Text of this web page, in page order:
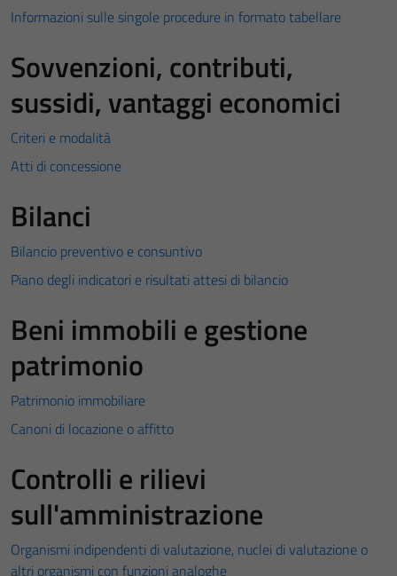
Informazioni sulle singole procedure in formato tabellare
Sovvenzioni, contributi,
sussidi, vantaggi economici
Criteri e modalità
Atti di concessione
Bilanci
Bilancio preventivo e consuntivo
Piano degli indicatori e risultati attesi di bilancio
Beni immobili e gestione
patrimonio
Patrimonio immobiliare
Canoni di locazione o affitto
Controlli e rilievi
sull'amministrazione
Organismi indipendenti di valutazione, nuclei di valutazione o
altri organismi con funzioni analoghe